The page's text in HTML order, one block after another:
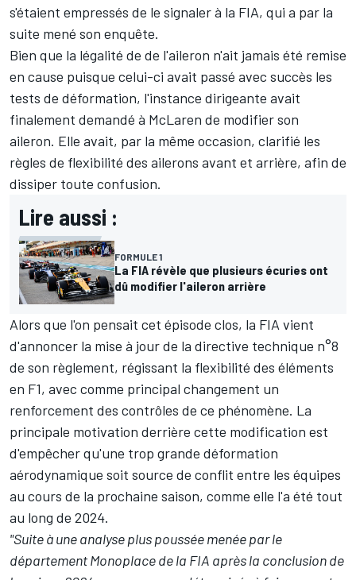
s'étaient empressés de le signaler à la FIA, qui a par la
suite mené son enquête.
Bien que la légalité de de l'aileron n'ait jamais été remise
en cause puisque celui-ci avait passé avec succès les
tests de déformation, l'instance dirigeante avait
finalement demandé à McLaren de modifier son
aileron. Elle avait, par la même occasion, clarifié les
règles de flexibilité des ailerons avant et arrière, afin de
dissiper toute confusion.
Lire aussi :
FORMULE 1
La FIA révèle que plusieurs écuries ont
dû modifier l'aileron arrière
Alors que l'on pensait cet épisode clos, la FIA vient
d'annoncer la mise à jour de la directive technique n°8
de son règlement, régissant la flexibilité des éléments
en F1, avec comme principal changement un
renforcement des contrôles de ce phénomène. La
principale motivation derrière cette modification est
d'empêcher qu'une trop grande déformation
aérodynamique soit source de conflit entre les équipes
au cours de la prochaine saison, comme elle l'a été tout
au long de 2024.
"Suite à une analyse plus poussée menée par le
département Monoplace de la FIA après la conclusion de